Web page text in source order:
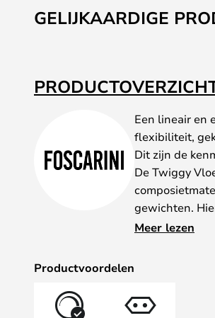
naar
het
de
afbeeldingen-
GELIJKAARDIGE
Een lineair en
flexibiliteit,
Dit zijn de
De Twiggy
gewichten.
aanpassen
Meer lezen
Productvoordelen